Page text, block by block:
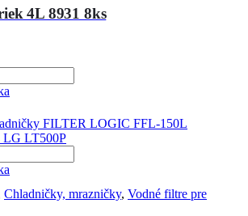
4L 8931 8ks
Chladničky, mrazničky, Vodné filtre pre